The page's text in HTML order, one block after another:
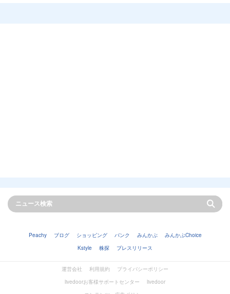
Peachy ブログ ショッピング バンク みんかぶ
みんかぶChoice
Kstyle
株探 プレスリリース
運営会社 利用規約
プライバシーポリシー
livedoorお客様サポートセンター
livedoor